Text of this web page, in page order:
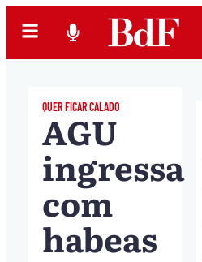
QUER FICAR CALADO
AGU
ingressa
com
habeas